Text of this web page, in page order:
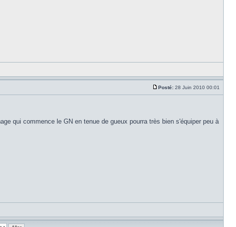
Posté: 28 Juin 2010 00:01
qui commence le GN en tenue de gueux pourra très bien s'équiper peu à